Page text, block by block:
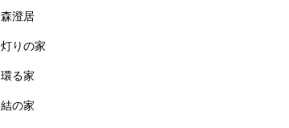
森澄居
灯りの家
環る家
結の家